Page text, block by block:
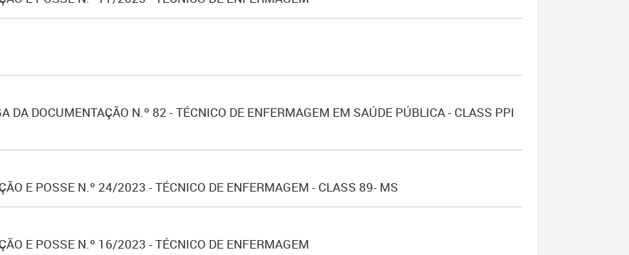
DA DOCUMENTAÇÃO N.º 82 - TÉCNICO DE ENFERMAGEM EM SAÚDE PÚBLICA - CLASS PPI
E POSSE N.º 24/2023 - TÉCNICO DE ENFERMAGEM - CLASS 89- MS
E POSSE N.º 16/2023 - TÉCNICO DE ENFERMAGEM